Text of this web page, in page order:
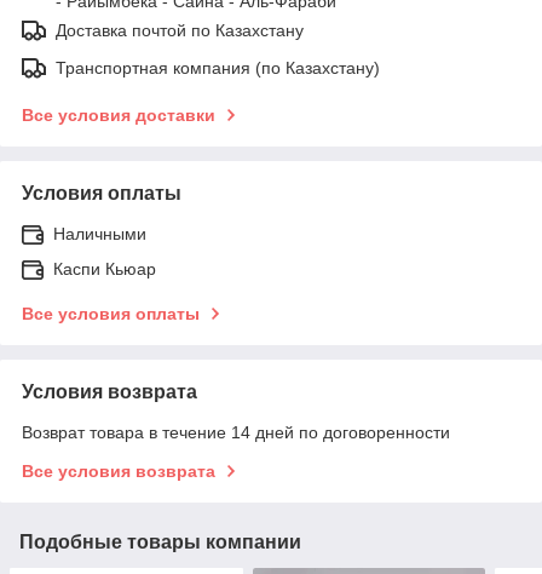
Доставка почтой по Казахстану
Транспортная компания (по Казахстану)
Все условия доставки
Условия оплаты
Наличными
Каспи Кьюар
Все условия оплаты
Условия возврата
Возврат товара в течение 14 дней по договоренности
Все условия возврата
Подобные товары компании